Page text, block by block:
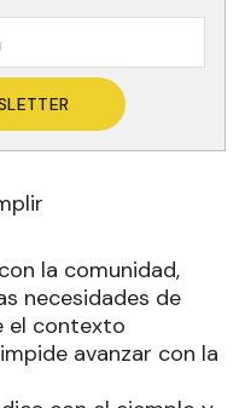
la comunidad,
necesidades de
el contexto
avanzar con la